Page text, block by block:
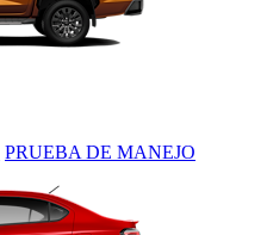
PRUEBA DE MANEJO